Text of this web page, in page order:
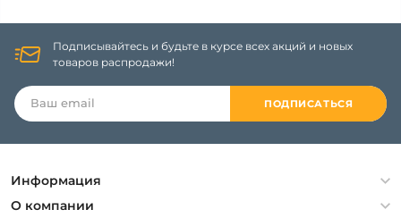
Подписывайтесь и будьте в курсе всех акций и новых
товаров распродажи!
ПОДПИСАТЬСЯ
Информация
Политика конфиденциальности
О компании